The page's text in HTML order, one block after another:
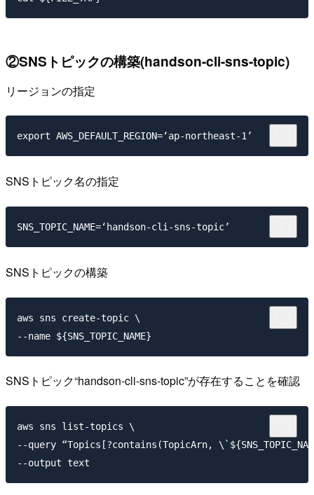
②SNSトピックの構築(handson-cli-sns-topic)
リージョンの指定
SNSトピック名の指定
SNSトピックの構築
aws sns create-topic \
SNSトピック“handson-cli-sns-topic”が存在することを確認
aws sns list-topics \
--query “Topics[?contains(TopicArn,